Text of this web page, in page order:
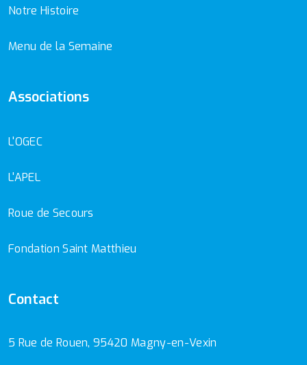
Notre Histoire
Menu de la Semaine
Associations
L'OGEC
L'APEL
Roue de Secours
Fondation Saint Matthieu
Contact
5 Rue de Rouen, 95420 Magny-en-Vexin